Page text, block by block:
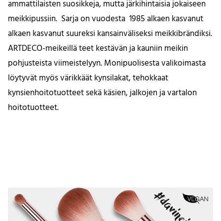
ammattilaisten suosikkeja, mutta järkihintaisia jokaiseen
meikkipussiin. Sarja on vuodesta 1985 alkaen kasvanut
alkaen kasvanut suureksi kansainväliseksi meikkibrändiksi.
ARTDECO-meikeillä teet kestävän ja kauniin meikin
pohjusteista viimeistelyyn. Monipuolisesta valikoimasta
löytyvät myös värikkäät kynsilakat, tehokkaat
kynsienhoitotuotteet sekä käsien, jalkojen ja vartalon
hoitotuotteet.